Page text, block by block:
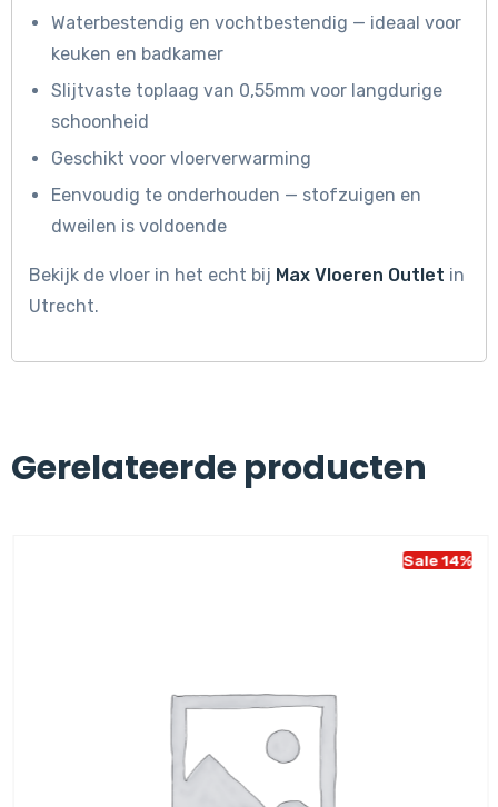
Waterbestendig en vochtbestendig — ideaal voor
keuken en badkamer
Slijtvaste toplaag van 0,55mm voor langdurige
schoonheid
Geschikt voor vloerverwarming
Eenvoudig te onderhouden — stofzuigen en
dweilen is voldoende
Bekijk de vloer in het echt bij Max Vloeren Outlet in
Utrecht.
Gerelateerde producten
Sale 14%